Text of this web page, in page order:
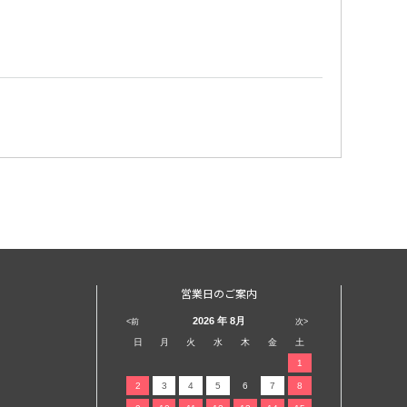
営業日のご案内
<前 次>
2026 年 8月
日 月 火 水 木 金 土
1
2 3 4 5 6 7 8